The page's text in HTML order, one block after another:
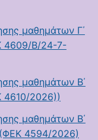
μαθημάτων Γ΄
4609/Β/24-7-
μαθημάτων Β΄
2026))
μαθημάτων Β΄
4594/2026)